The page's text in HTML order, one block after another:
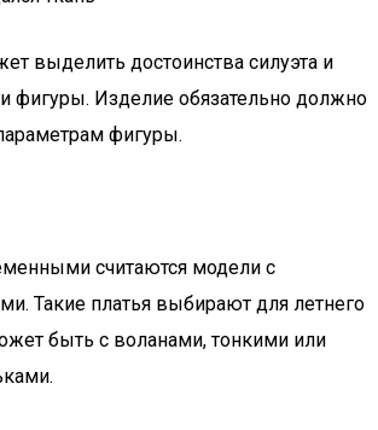
выделить достоинства силуэта и
фигуры. Изделие обязательно должно
фигуры.
считаются модели с
Такие платья выбирают для летнего
быть с воланами, тонкими или